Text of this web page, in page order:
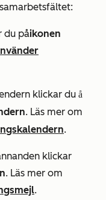
du påikonen
klickar du på
. Läs mer om
.
klickar
. Läs mer om
.